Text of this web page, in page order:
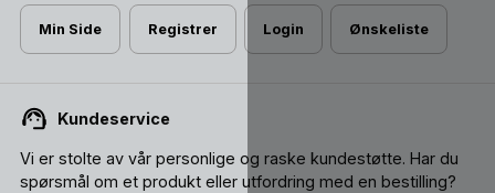
Min Side Registrer Login Ønskeliste
Kundeservice
Vi er stolte av vår personlige og raske kundestøtte. Har du
spørsmål om et produkt eller utfordring med en bestilling?